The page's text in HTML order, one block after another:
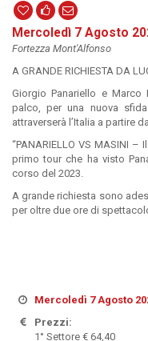
Mercoledì 7 Agosto
Fortezza Mont'Alfonso
A GRANDE RICHIESTA DA
Giorgio Panariello e
palco, per una nuova
attraverserà l’Italia a partire
“PANARIELLO VS MASINI
primo tour che ha visto
corso del 2023.
A grande richiesta sono
per oltre due ore di
Mercoledì 7 Agosto
Prezzi:
1° Settore € 64,40